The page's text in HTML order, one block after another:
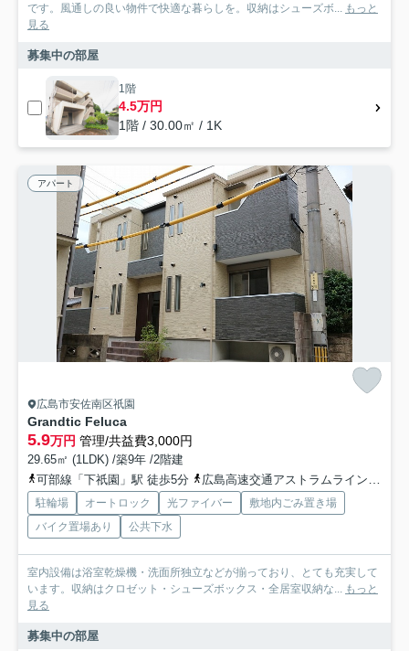
です。風通しの良い物件で快適な暮らしを。収納はシューズボ... もっと
見る
募集中の部屋
1階
4.5万円
1階 / 30.00㎡ / 1K
アパート
広島市安佐南区祇園
Grandtic Feluca
5.9万円 管理/共益費3,000円
29.65㎡ (1LDK) /築9年 /2階建
可部線「下祇園」駅 徒歩5分
広島高速交通アストラムライン「西原」駅 徒歩15分
駐輪場 オートロック 光ファイバー
敷地内ごみ置き場
バイク置場あり
公共下水
室内設備は浴室乾燥機・洗面所独立などが揃っており、とても充実して
います。収納はクロゼット・シューズボックス・全居室収納な... もっと
見る
募集中の部屋